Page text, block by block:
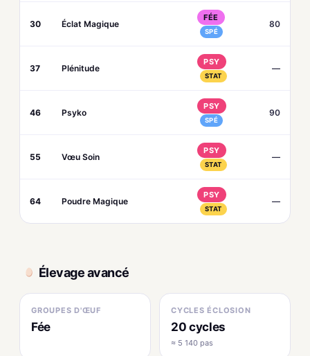
30 Éclat Magique
FÉE
SPÉ
80
37 Plénitude
PSY
STAT
—
46 Psyko
PSY
SPÉ
90
55 Vœu Soin
PSY
STAT
—
64 Poudre Magique
PSY
STAT
—
Élevage avancé
GROUPES D'ŒUF
Fée
CYCLES ÉCLOSION
20 cycles
≈ 5 140 pas